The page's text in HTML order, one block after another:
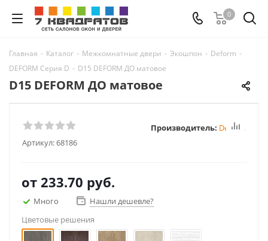
0
Главная - Каталог - Межкомнатные двери - Экошпон - Deform -
DEFORM Серия D - D15 DEFORM ДО матовое
D15 DEFORM ДО матовое
Артикул:68186
Производитель: Deform
от 233.70 руб.
Много
Нашли дешевле?
Цветовые решения